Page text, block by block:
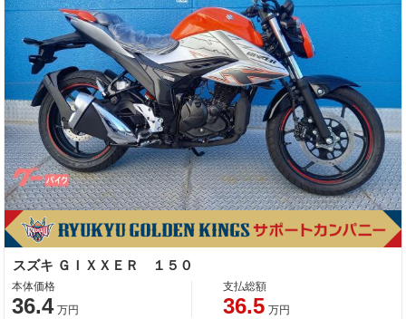
スズキ ＧＩＸＸＥＲ １５０
本体価格
36.4 万円
支払総額
36.5 万円